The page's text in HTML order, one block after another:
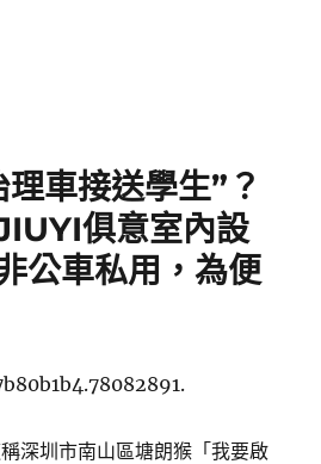
車接送學生”？
俱意室內設
公車私用，為便
深圳市南山區塘朗猴「我要啟